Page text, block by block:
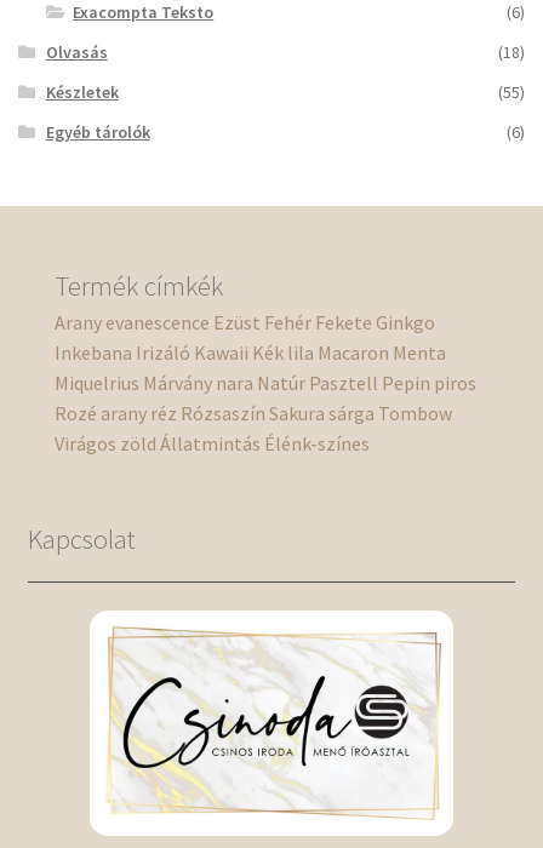
Exacompta Teksto
(6)
Olvasás
(18)
Készletek
(55)
Egyéb tárolók
(6)
Termék címkék
Arany evanescence Ezüst Fehér Fekete Ginkgo
Inkebana Irizáló Kawaii Kék lila Macaron Menta
Miquelrius Márvány nara Natúr Pasztell Pepin piros
Rozé arany réz Rózsaszín Sakura sárga Tombow
Virágos zöld Állatmintás Élénk-színes
Kapcsolat